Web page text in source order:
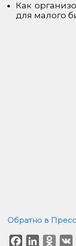
Как
для малого
Обратно в
FacebookLinkedIn